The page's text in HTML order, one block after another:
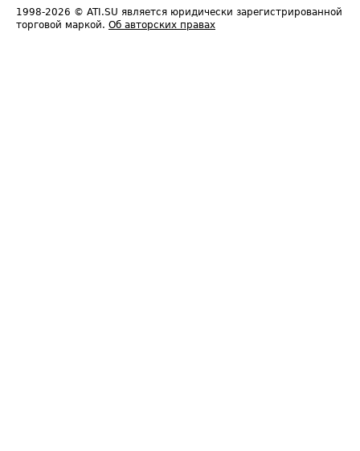
1998-2026 © ATI.SU является юридически зарегистрированной
торговой маркой. Об авторских правах